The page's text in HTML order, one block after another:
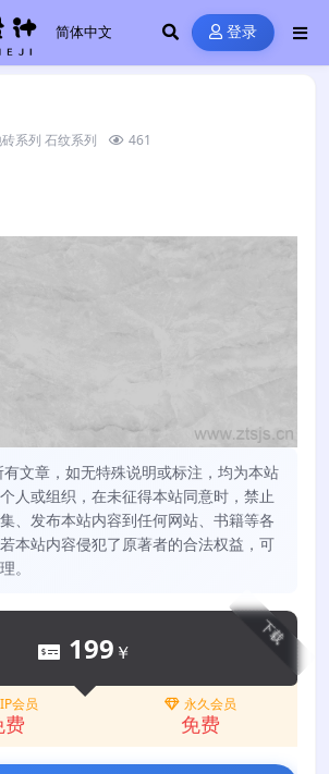
登录
系列 石纹系列 461
文章，如无特殊说明或标注，均为本站
人或组织，在未征得本站同意时，禁止
、发布本站内容到任何网站、书籍等各
本站内容侵犯了原著者的合法权益，可
。
下载
199 ￥
会员
费
永久会员
免费